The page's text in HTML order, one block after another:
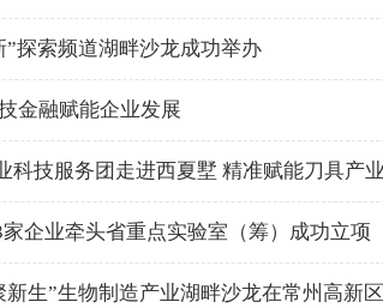
”探索频道湖畔沙龙成功举办
金融赋能企业发展
科技服务团走进西夏墅 精准赋能刀具产
企业牵头省重点实验室（筹）成功立项
新生”生物制造产业湖畔沙龙在常州高新